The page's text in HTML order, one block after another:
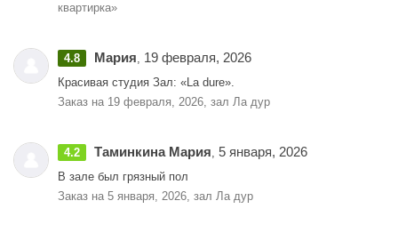
квартирка»
4.8 Мария, 19 февраля, 2026
Красивая студия Зал: «La dure».
Заказ на 19 февраля, 2026, зал Ла дур
4.2 Таминкина Мария, 5 января, 2026
В зале был грязный пол
Заказ на 5 января, 2026, зал Ла дур